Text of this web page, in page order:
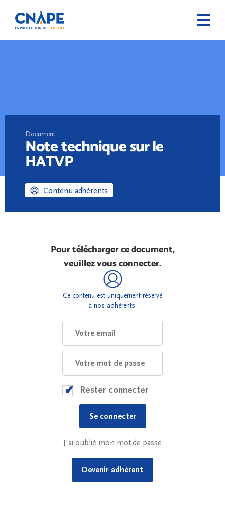
Document
Note technique sur le
HATVP
Contenu adhérents
Pour télécharger ce document,
veuillez vous connecter.
Ce contenu est uniquement réservé
à nos adhérents.
Rester connecter
J'ai oublié mon mot de passe
Devenir adhérent